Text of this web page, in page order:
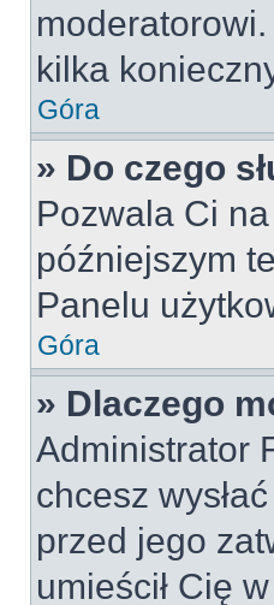
kilka
Góra
» Do czego
Pozwala Ci
późniejszym
Panelu
Góra
» Dlaczego
Administrator
chcesz
przed jego
umieścił Cię